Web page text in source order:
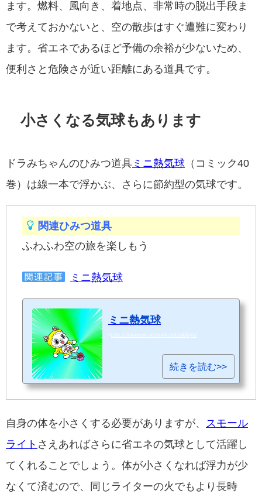
ます。燃料、風向き、着地点、非常時の脱出手段ま
で考えておかないと、空の散歩はすぐ遭難に変わり
ます。省エネであるほど予備の余裕が少ないため、
便利さと危険さが近い距離にある道具です。
小さくなる気球もあります
ドラみちゃんのひみつ道具 ミニ熱気球 （コミック40
巻）は線一本で浮かぶ、さらに節約型の気球です。
関連ひみつ道具
ふわふわ空の旅を楽しもう
ミニ熱気球
ミニ熱気球
https://doranew.net/mini-netsukikyu/
続きを読む>>
自身の体を小さくする必要がありますが、
スモール
ライト さえあればさらに省エネの気球として活躍し
てくれることでしょう。体が小さくなれば浮力が少
なくて済むので、同じライターの火でもより長時